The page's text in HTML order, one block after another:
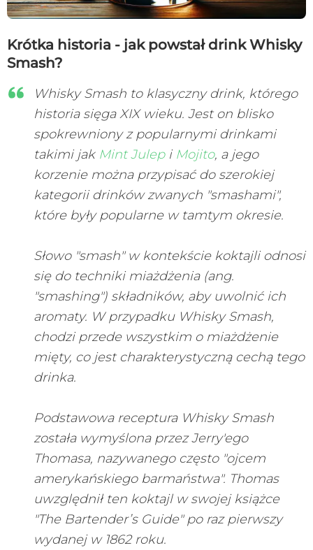
Krótka historia - jak powstał drink Whisky
Smash?
Whisky Smash to klasyczny drink, którego
historia sięga XIX wieku. Jest on blisko
spokrewniony z popularnymi drinkami
takimi jak Mint Julepi Mojito, a jego
korzenie można przypisać do szerokiej
kategorii drinków zwanych "smashami",
które były popularne w tamtym okresie.
Słowo "smash" w kontekście koktajli odnosi
się do techniki miażdżenia (ang.
"smashing") składników, aby uwolnić ich
aromaty. W przypadku Whisky Smash,
chodzi przede wszystkim o miażdżenie
mięty, co jest charakterystyczną cechą tego
drinka.
Podstawowa receptura Whisky Smash
została wymyślona przez Jerry'ego
Thomasa, nazywanego często "ojcem
amerykańskiego barmaństwa". Thomas
uwzględnił ten koktajl w swojej książce
"The Bartender’s Guide" po raz pierwszy
wydanej w 1862 roku.